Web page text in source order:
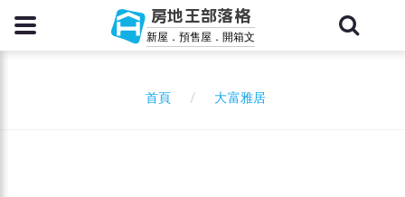
房地王部落格
新屋．預售屋．開箱文
首頁 大富雅居